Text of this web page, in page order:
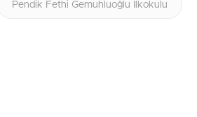
Pendik Fethi Gemuhluoğlu İlkokulu